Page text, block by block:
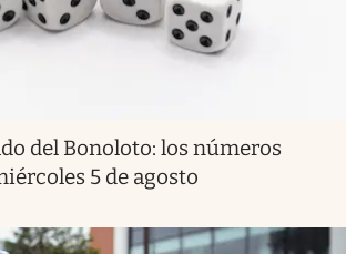
del Bonoloto: los números
5 de agosto